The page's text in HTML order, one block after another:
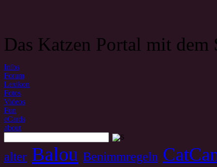
Das Katzen Portal mit dem
Infos
Forum
Lexikon
Fotos
Videos
Fun
eCards
about
alter Balou Benimmregeln